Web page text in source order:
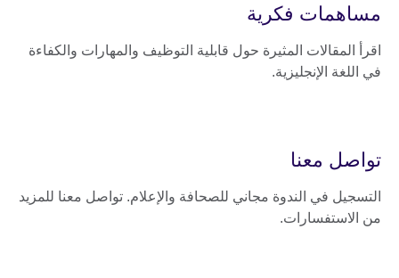
مساهمات فكرية
اقرأ المقالات المثيرة حول قابلية التوظيف والمهارات والكفاءة
في اللغة الإنجليزية.
تواصل معنا
التسجيل في الندوة مجاني للصحافة والإعلام. تواصل معنا للمزيد
من الاستفسارات.